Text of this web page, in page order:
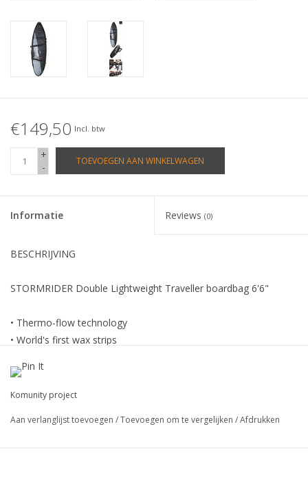
€149,50 Incl. btw
+
-
TOEVOEGEN AAN WINKELWAGEN
Informatie Reviews (0)
BESCHRIJVING
STORMRIDER Double Lightweight Traveller boardbag 6'6"
• Thermo-flow technology
• World's first wax strips
• Multiple internal storage pockets
• 600D Polyester reinforced nose cone
• Neoprene padded handle
Komunity project
Aan verlanglijst toevoegen /Toevoegen om te vergelijken /Afdrukken